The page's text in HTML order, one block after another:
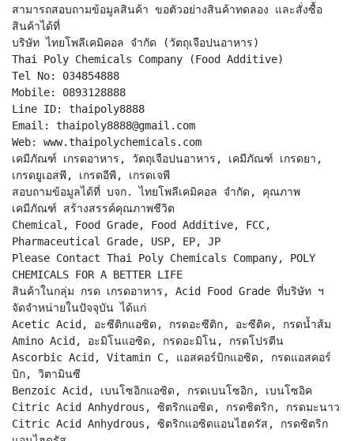
สามารถสอบถามข้อมูลสินค้า ขอตัวอย่างสินค้าทดลอง และสั่งซื้อ
สินค้าได้ที่
บริษัท ไทยโพลีเคมิคอล จำกัด (วัตถุเจือปนอาหาร)
Thai Poly Chemicals Company (Food Additive)
Tel No: 034854888
Mobile: 0893128888
Line ID: thaipoly8888
Email: thaipoly8888@gmail.com
Web: www.thaipolychemicals.com
เคมีภัณฑ์ เกรดอาหาร, วัตถุเจือปนอาหาร, เคมีภัณฑ์ เกรดยา,
เกรดยูเอสพี, เกรดอีพี, เกรดเจพี
สอบถามข้อมูลได้ที่ บจก. ไทยโพลีเคมิคอล จำกัด, คุณภาพ
เคมีภัณฑ์ สร้างสรรค์คุณภาพชีวิต
Chemical, Food Grade, Food Additive, FCC,
Pharmaceutical Grade, USP, EP, JP
Please Contact Thai Poly Chemicals Company, POLY
CHEMICALS FOR A BETTER LIFE
สินค้าในกลุ่ม กรด เกรดอาหาร, Acid Food Grade ที่บริษัท ฯ
จัดจำหน่ายในปัจจุบัน ได้แก่
Acetic Acid, อะซีติกแอซิด, กรดอะซีติก, อะซีติค, กรดน้ำส้ม
Amino Acid, อะมิโนแอซิด, กรดอะมิโน, กรดโปรตีน
Ascorbic Acid, Vitamin C, แอสคอร์บิกแอซิด, กรดแอสคอร์
บิก, วิตามินซี
Benzoic Acid, เบนโซอิกแอซิด, กรดเบนโซอิก, เบนโซอิค
Citric Acid Anhydrous, ซิตริกแอซิด, กรดซิตริก, กรดมะนาว
Citric Acid Anhydrous, ซิตริกแอซิดแอนไฮดรัส, กรดซิตริก